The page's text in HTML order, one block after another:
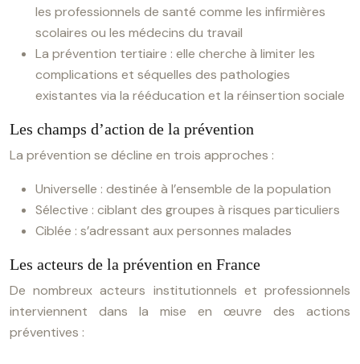
les professionnels de santé comme les infirmières
scolaires ou les médecins du travail
La prévention tertiaire : elle cherche à limiter les
complications et séquelles des pathologies
existantes via la rééducation et la réinsertion sociale
Les champs d’action de la prévention
La prévention se décline en trois approches :
Universelle : destinée à l’ensemble de la population
Sélective : ciblant des groupes à risques particuliers
Ciblée : s’adressant aux personnes malades
Les acteurs de la prévention en France
De nombreux acteurs institutionnels et professionnels
interviennent dans la mise en œuvre des actions
préventives :